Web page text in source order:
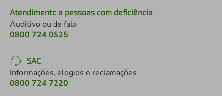
Atendimento a pessoas com deficiência
Auditivo ou de fala
0800 724 0525
SAC
Informações, elogios e reclamações
0800 724 7220